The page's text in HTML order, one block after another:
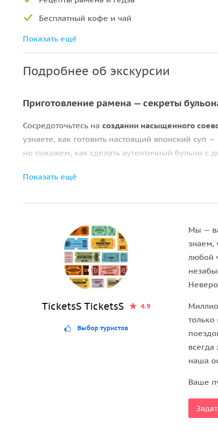
Бесплатный кофе и чай
Приготовленная вами еда
Показать ещё
Подробнее об экскурсии
Приготовление рамена — секреты
Сосредоточьтесь на создании насыщенного
узнаете, как готовить настоящий японский
но покажем, как сделать аутентичный бульон с
Идеальная начинка для гёдза
Онигири — классика быстрого перекуса
Приготовьте рисовые шарики
онигири с
интересный вариант для обеда или перекуса,
Показать ещё
TicketsS TicketsS 4.9
Выбор туристов
Мы —
знаем,
любой
наша
Ваше